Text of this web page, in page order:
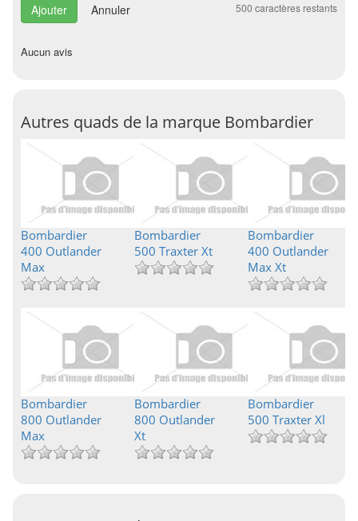
Annuler 500 caractères restants
Aucun avis
Autres quads de la marque Bombardier
Bombardier
400 Outlander
Max
Bombardier
500 Traxter Xt
Bombardier
400 Outlander
Max Xt
Bombardier
800 Outlander
Max
Bombardier
800 Outlander
Xt
Bombardier
500 Traxter Xl